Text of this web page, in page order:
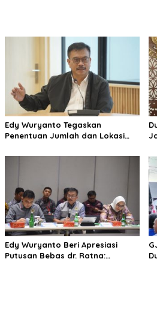
Edy Wuryanto Tegaskan
Penentuan Jumlah dan Lokasi
Data Penerima Manfaat yang
Edy Wuryanto Beri Apresiasi
Putusan Bebas dr. Ratna: